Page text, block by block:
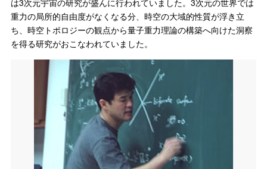
は3次元宇宙の研究が盛んに行われていました。3次元の世界では
重力の局所的自由度がなくなる分、時空の大域的性質が浮き立
ち、時空トポロジーの観点から量子重力理論の構築へ向けた洞察
を得る研究がおこなわれていました。